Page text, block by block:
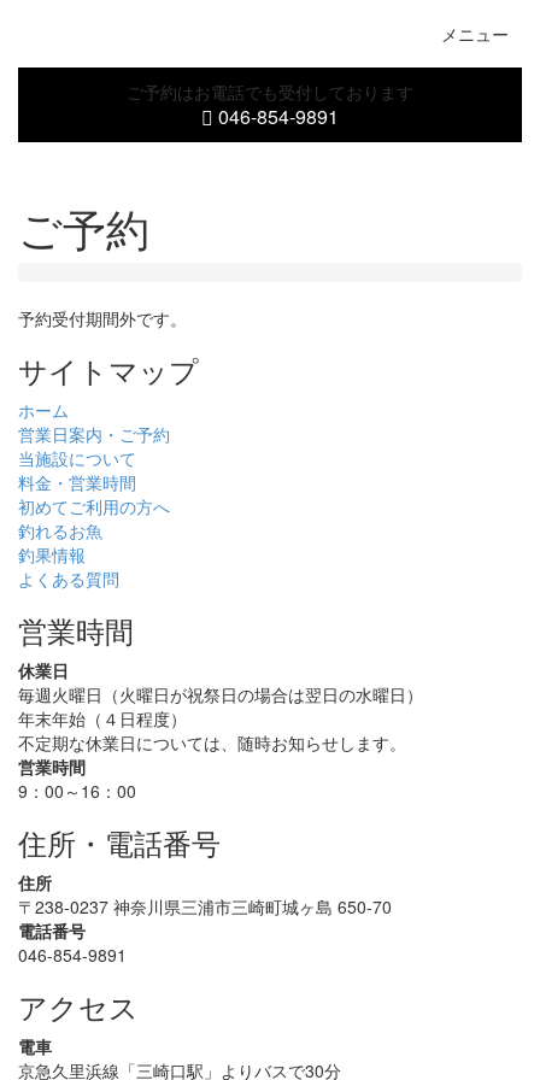
メニュー
ご予約はお電話でも受付しております
046-854-9891
ご予約
予約受付期間外です。
サイトマップ
ホーム
営業日案内・ご予約
当施設について
料金・営業時間
初めてご利用の方へ
釣れるお魚
釣果情報
よくある質問
営業時間
休業日
毎週火曜日（火曜日が祝祭日の場合は翌日の水曜日）
年末年始（４日程度）
不定期な休業日については、随時お知らせします。
営業時間
9：00～16：00
住所・電話番号
住所
〒238-0237 神奈川県三浦市三崎町城ヶ島 650-70
電話番号
046-854-9891
アクセス
電車
京急久里浜線「三崎口駅」よりバスで30分